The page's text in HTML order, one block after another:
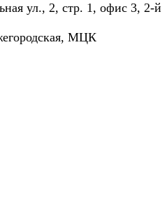
ул., 2, стр. 1, офис 3, 2-й
МЦК